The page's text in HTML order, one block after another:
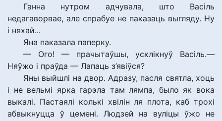
Ганна нутром адчувала, што Васіль
недагаворвае, але спрабуе не паказаць выгляду. Ну
і няхай...
Яна паказала паперку.
— Ого! — прачытаўшы, усклікнуў Васіль.—
Няўжо і праўда — Лапаць з’явіўся?
Яны выйшлі на двор. Адразу, пасля святла, хоць
і не вельмі ярка гарэла там лямпа, было як вока
выкалі. Пастаялі колькі хвілін ля плота, каб трохі
абвыкнуцца ў цемені. Людзей на вуліцы ўжо не